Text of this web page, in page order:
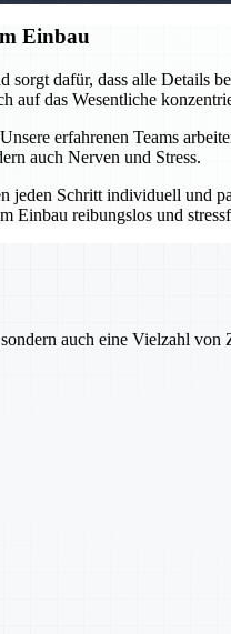
Einbau
dafür, dass alle Details
auf das Wesentliche
erfahrenen Teams
auch Nerven und Stress.
Schritt individuell und
Einbau reibungslos und
auch eine Vielzahl